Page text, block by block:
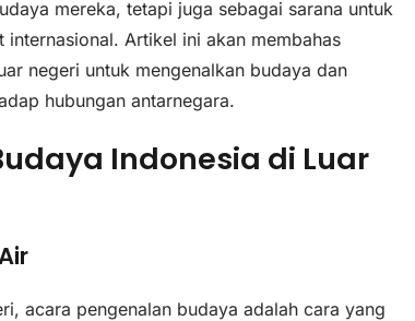
mereka, tetapi juga sebagai sarana untuk
Artikel ini akan membahas
negeri untuk mengenalkan budaya dan
hubungan antarnegara.
Indonesia di Luar
acara pengenalan budaya adalah cara yang